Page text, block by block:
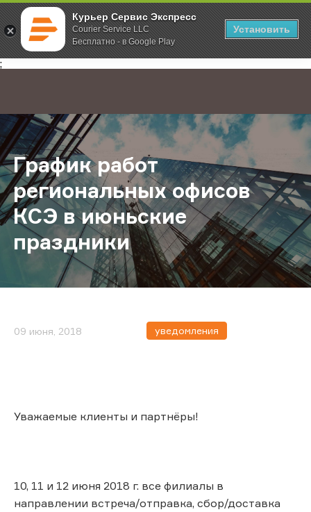
Курьер Сервис Экспресс
Courier Service LLC
Бесплатно - в Google Play
Установить
;
Главная О компании Новости График работ региональных
График работ
региональных офисов
КСЭ в июньские
праздники
09 июня, 2018 уведомления
Уважаемые клиенты и партнёры!
10, 11 и 12 июня 2018 г. все филиалы в
направлении встреча/отправка, сбор/доставка